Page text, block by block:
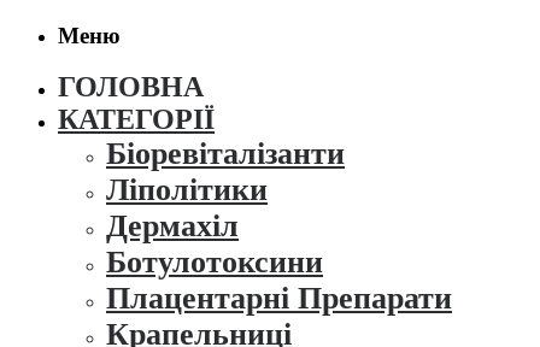
Меню
ГОЛОВНА
КАТЕГОРІЇ
Біоревіталізанти
Ліполітики
Дермахіл
Ботулотоксини
Плацентарні Препарати
Крапельниці